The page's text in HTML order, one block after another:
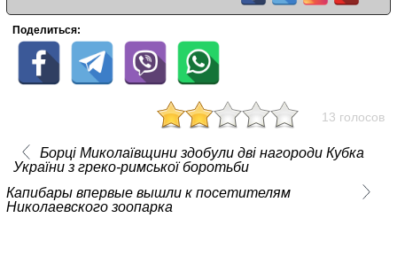
Поделиться:
13 голосов
Борці Миколаївщини здобули дві нагороди Кубка
України з греко-римської боротьби
Капибары впервые вышли к посетителям
Николаевского зоопарка